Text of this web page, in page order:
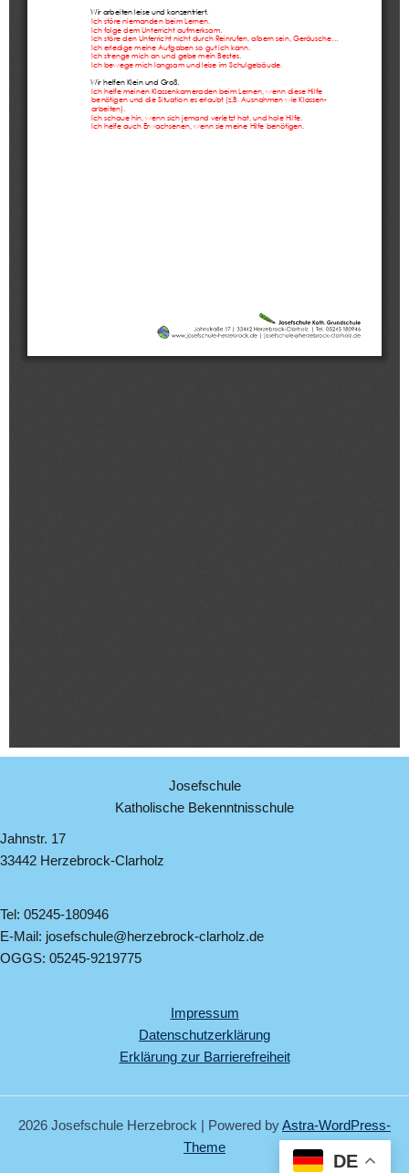
Josefschule
Katholische Bekenntnisschule
Jahnstr. 17
33442 Herzebrock-Clarholz
Tel: 05245-180946
E-Mail: josefschule@herzebrock-clarholz.de
OGGS: 05245-9219775
Impressum
Datenschutzerklärung
Erklärung zur Barrierefreiheit
2026 Josefschule Herzebrock | Powered byAstra-WordPress-
Theme
DE